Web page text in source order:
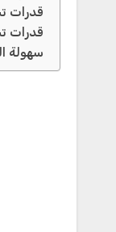
قدرات
قدرات
سهولة